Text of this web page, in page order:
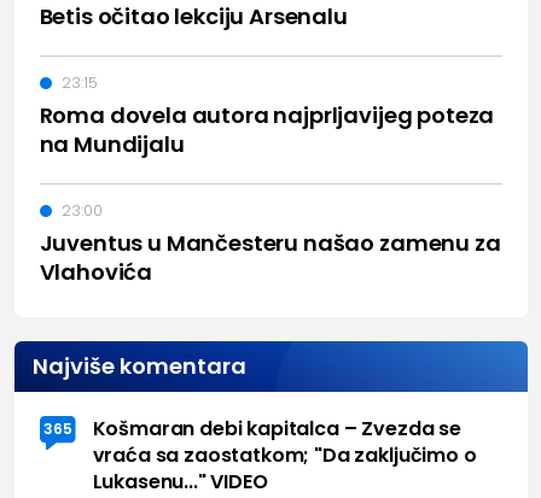
Betis očitao lekciju Arsenalu
Roma dovela autora najprljavijeg poteza
na Mundijalu
23:15
Juventus u Mančesteru našao zamenu za
Vlahovića
23:00
Najviše komentara
365
Košmaran debi kapitalca – Zvezda se
vraća sa zaostatkom; "Da zaključimo o
Lukasenu..." VIDEO